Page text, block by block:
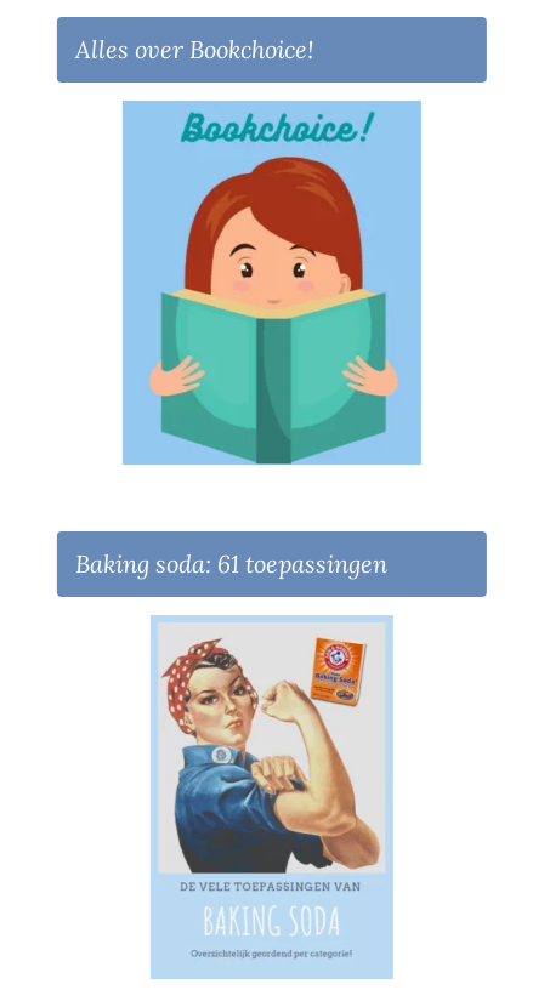
Alles over Bookchoice!
Baking soda: 61 toepassingen